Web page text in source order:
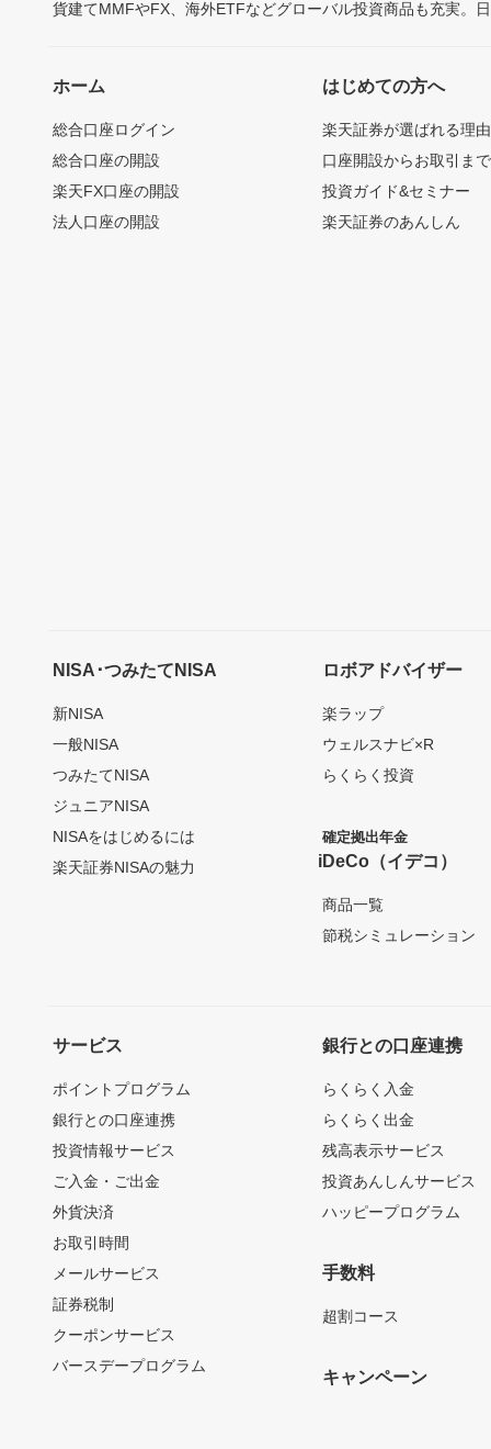
貨建てMMFやFX、海外ETFなどグローバル投資商品も充実。
ホーム
総合口座ログイン
総合口座の開設
楽天FX口座の開設
法人口座の開設
はじめての方へ
楽天証券が選ばれる理由
口座開設からお取引ま
投資ガイド&セミナー
楽天証券のあんしん
NISA･つみたてNISA
新NISA
一般NISA
つみたてNISA
ジュニアNISA
NISAをはじめるには
楽天証券NISAの魅力
ロボアドバイザー
楽ラップ
ウェルスナビ×R
らくらく投資
確定拠出年金
iDeCo（イデコ）
商品一覧
節税シミュレーション
サービス
ポイントプログラム
銀行との口座連携
投資情報サービス
ご入金・ご出金
外貨決済
お取引時間
メールサービス
証券税制
クーポンサービス
バースデープログラム
銀行との口座連携
らくらく入金
らくらく出金
残高表示サービス
投資あんしんサービス
ハッピープログラム
手数料
超割コース
キャンペーン